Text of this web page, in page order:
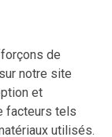
de
notre site
et
facteurs tels
utilisés.